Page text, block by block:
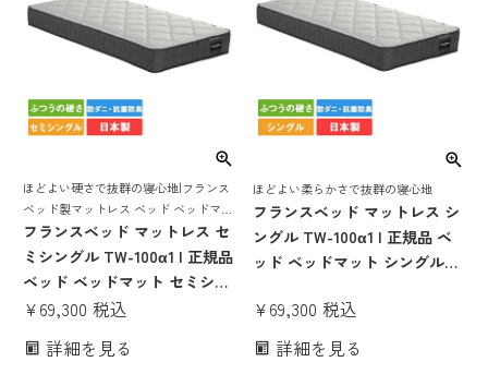
ほどよい硬さで抜群の寝心地|フランス
ベッド製マットレス ベッド ベッドマッ
ト ベッドマットレス ベットマット コ
イルスプリング フランスベット 日本製
国産 抗菌 防臭 防ダニ 送料無料
フランスベッド マットレス セ
ミシングル TW-100α1 | 正規品
ベッド ベッドマット セミシン
グルマットレス セミシングル
ット セミシングルサイズ tw-
¥69,300 税込
詳細を見る
ほどよい柔らかさで抜群の寝心地
フランスベッド マットレス シ
ングル TW-100α1 | 正規品 ベ
ッド ベッドマット シングルマ
ト シングルマット シングルサ
イズ tw-100α1 日本製 国産 厚
さ24cm ベット ツインサポー
¥69,300 税込
詳細を見る